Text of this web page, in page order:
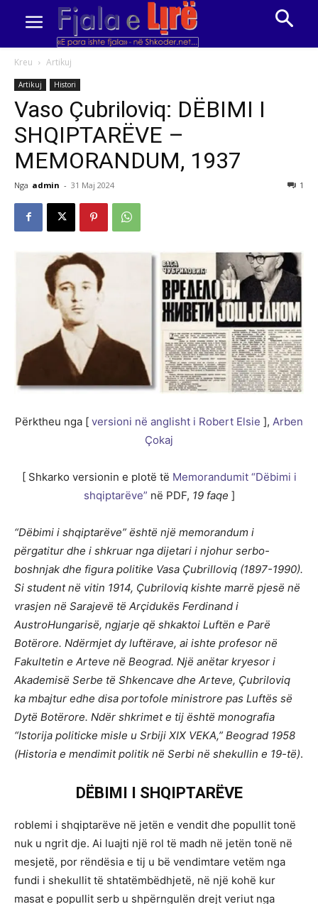
Kreu Artikuj
Artikuj Histori
Vaso Çubriloviq: DËBIMI I
SHQIPTARËVE –
MEMORANDUM, 1937
Nga admin - 31 Maj 2024 1
Përktheu nga [ versioni në anglisht i Robert Elsie ], Arben
Çokaj
[ Shkarko versionin e plotë të Memorandumit “Dëbimi i
shqiptarëve” në PDF, 19 faqe ]
“Dëbimi i shqiptarëve” është një memorandum i
përgatitur dhe i shkruar nga dijetari i njohur serbo-
boshnjak dhe figura politike Vasa Çubrilloviq (1897-1990).
Si student në vitin 1914, Çubriloviq kishte marrë pjesë në
vrasjen në Sarajevë të Arçidukës Ferdinand i
AustroHungarisë, ngjarje që shkaktoi Luftën e Parë
Botërore. Ndërmjet dy luftërave, ai ishte profesor në
Fakultetin e Arteve në Beograd. Një anëtar kryesor i
Akademisë Serbe të Shkencave dhe Arteve, Çubriloviq
ka mbajtur edhe disa portofole ministrore pas Luftës së
Dytë Botërore. Ndër shkrimet e tij është monografia
“Istorija politicke misle u Srbiji XIX VEKA,” Beograd 1958
(Historia e mendimit politik në Serbi në shekullin e 19-të).
DËBIMI I SHQIPTARËVE
roblemi i shqiptarëve në jetën e vendit dhe popullit tonë
nuk u ngrit dje. Ai luajti një rol të madh në jetën tonë në
mesjetë, por rëndësia e tij u bë vendimtare vetëm nga
fundi i shekullit të shtatëmbëdhjetë, në një kohë kur
masat e popullit serb u shpërngulën drejt veriut nga